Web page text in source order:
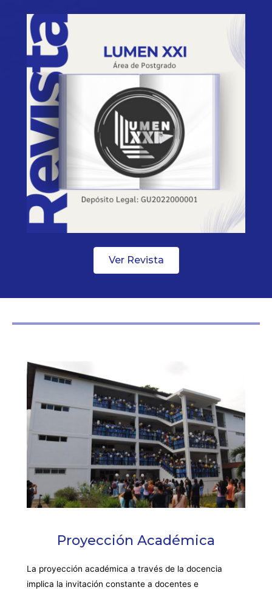
Ver Revista
Proyección Académica
La proyección académica a través de la docencia
implica la invitación constante a docentes e